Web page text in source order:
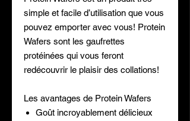
simple et facile d’utilisation que vous
pouvez emporter avec vous! Protein
Wafers sont les gaufrettes
protéinées qui vous feront
redécouvrir le plaisir des collations!
Les avantages de Protein Wafers
Goût incroyablement délicieux